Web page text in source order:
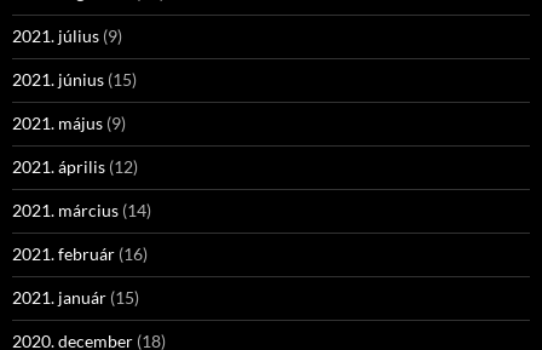
2021. július (9)
2021. június (15)
2021. május (9)
2021. április (12)
2021. március (14)
2021. február (16)
2021. január (15)
2020. december (18)